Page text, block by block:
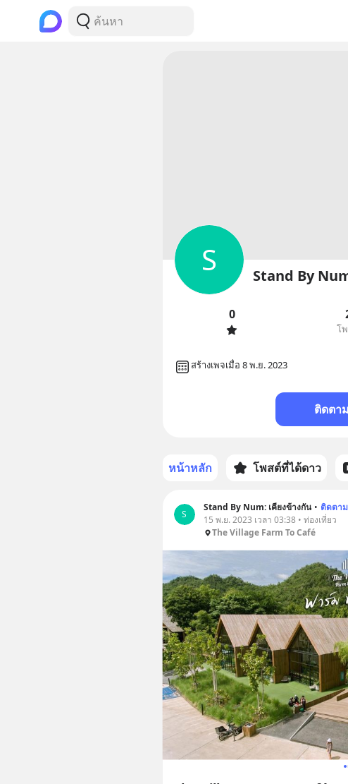
S Stand By
0
โ
สร้างเพจเมื่อ 8 พ.ย. 2023
ติดตาม
หน้าหลัก โพสต์ที่ได้ดาว
S
Stand By Num: เคียงข้างกัน • ติดตาม
15 พ.ย. 2023 เวลา 03:38 • ท่องเที่ยว
The Village Farm To Café